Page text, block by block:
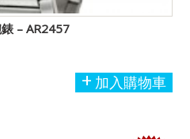
– AR2457
加入購物車